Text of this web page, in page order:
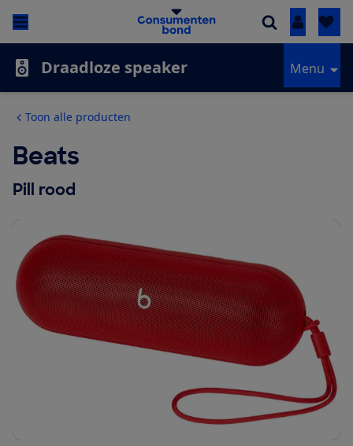
Inloggen
Draadloze speaker Menu
Toon alle producten
Beats
Pill rood